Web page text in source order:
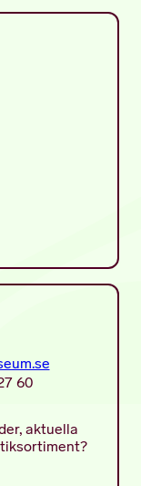
60
aktuella